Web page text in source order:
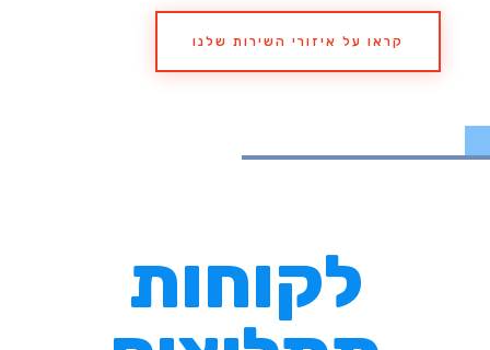
קראו על איזורי השירות שלנו
לקוחות